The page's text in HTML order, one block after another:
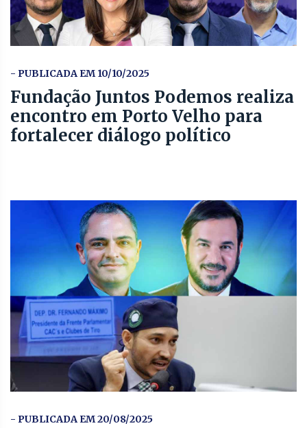
- PUBLICADA EM 10/10/2025
Fundação Juntos Podemos realiza
encontro em Porto Velho para
fortalecer diálogo político
- PUBLICADA EM 20/08/2025